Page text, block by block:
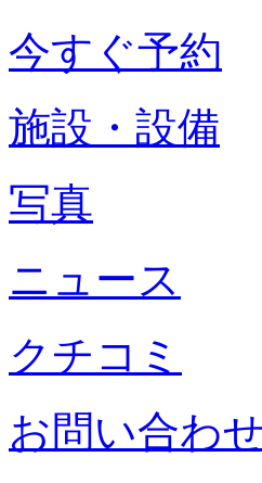
今すぐ予約
施設・設備
写真
ニュース
クチコミ
お問い合わ